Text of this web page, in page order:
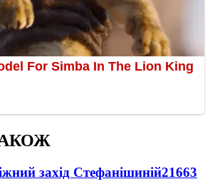
захід Стефанішиній21663